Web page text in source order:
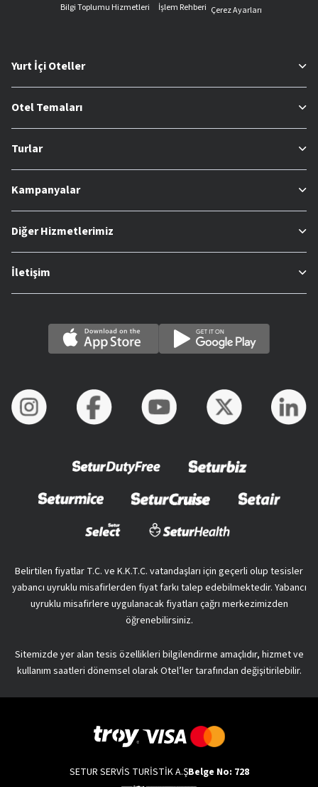
Bilgi Toplumu Hizmetleri
İşlem Rehberi Çerez Ayarları
Yurt İçi Oteller
Otel Temaları
Turlar
Kampanyalar
Diğer Hizmetlerimiz
İletişim
Belirtilen fiyatlar T.C. ve K.K.T.C. vatandaşları için geçerli olup tesisler
yabancı uyruklu misafirlerden fiyat farkı talep edebilmektedir. Yabancı
uyruklu misafirlere uygulanacak fiyatları çağrı merkezimizden
öğrenebilirsiniz.
Sitemizde yer alan tesis özellikleri bilgilendirme amaçlıdır, hizmet ve
kullanım saatleri dönemsel olarak Otel’ler tarafından değişitirilebilir.
SETUR SERVİS TURİSTİK A.ŞBelge No: 728